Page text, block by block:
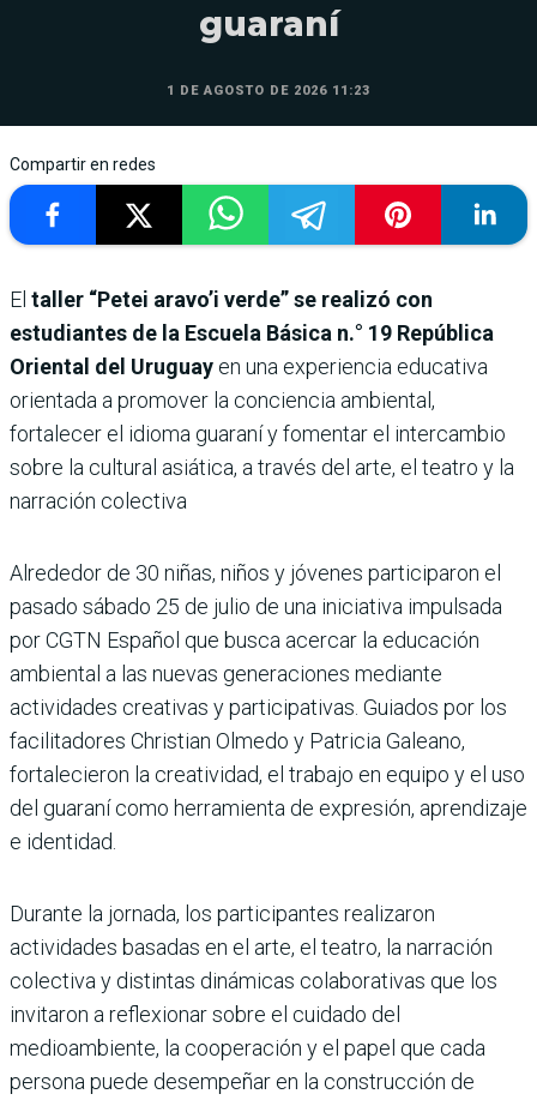
guaraní
1 DE AGOSTO DE 2026 11:23
Compartir en redes
El taller “Petei aravo’i verde” se realizó con
estudiantes de la Escuela Básica n.° 19 República
Oriental del Uruguay en una experiencia educativa
orientada a promover la conciencia ambiental,
fortalecer el idioma guaraní y fomentar el intercambio
sobre la cultural asiática, a través del arte, el teatro y la
narración colectiva
Alrededor de 30 niñas, niños y jóvenes participaron el
pasado sábado 25 de julio de una iniciativa impulsada
por CGTN Español que busca acercar la educación
ambiental a las nuevas generaciones mediante
actividades creativas y participativas. Guiados por los
facilitadores Christian Olmedo y Patricia Galeano,
fortalecieron la creatividad, el trabajo en equipo y el uso
del guaraní como herramienta de expresión, aprendizaje
e identidad.
Durante la jornada, los participantes realizaron
actividades basadas en el arte, el teatro, la narración
colectiva y distintas dinámicas colaborativas que los
invitaron a reflexionar sobre el cuidado del
medioambiente, la cooperación y el papel que cada
persona puede desempeñar en la construcción de